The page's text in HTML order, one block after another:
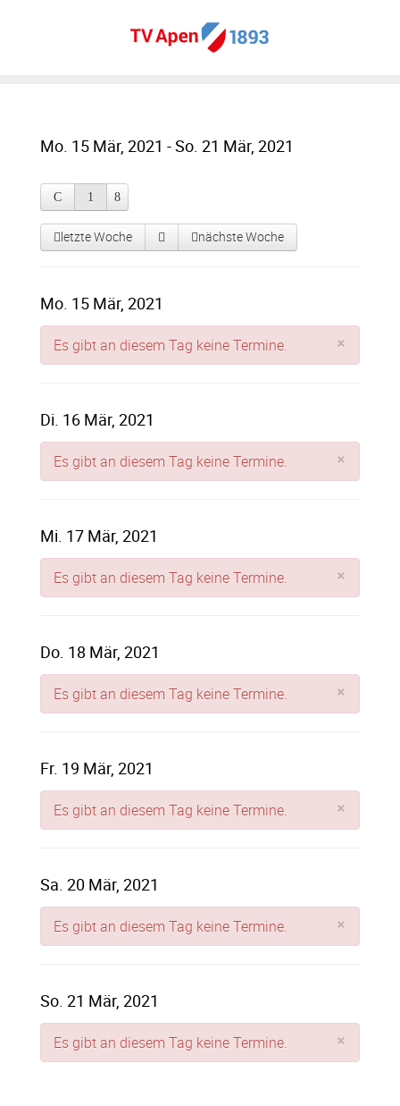
Mo. 15 Mär, 2021 - So. 21 Mär, 2021
letzte Woche nächste Woche
Mo. 15 Mär, 2021
×
Es gibt an diesem Tag keine Termine.
Di. 16 Mär, 2021
×
Es gibt an diesem Tag keine Termine.
Mi. 17 Mär, 2021
×
Es gibt an diesem Tag keine Termine.
Do. 18 Mär, 2021
×
Es gibt an diesem Tag keine Termine.
Fr. 19 Mär, 2021
×
Es gibt an diesem Tag keine Termine.
Sa. 20 Mär, 2021
×
Es gibt an diesem Tag keine Termine.
So. 21 Mär, 2021
×
Es gibt an diesem Tag keine Termine.